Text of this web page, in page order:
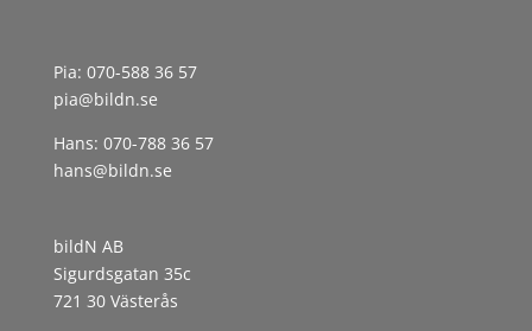
Pia: 070-588 36 57
pia@bildn.se
Hans: 070-788 36 57
hans@bildn.se
bildN AB
Sigurdsgatan 35c
721 30 Västerås